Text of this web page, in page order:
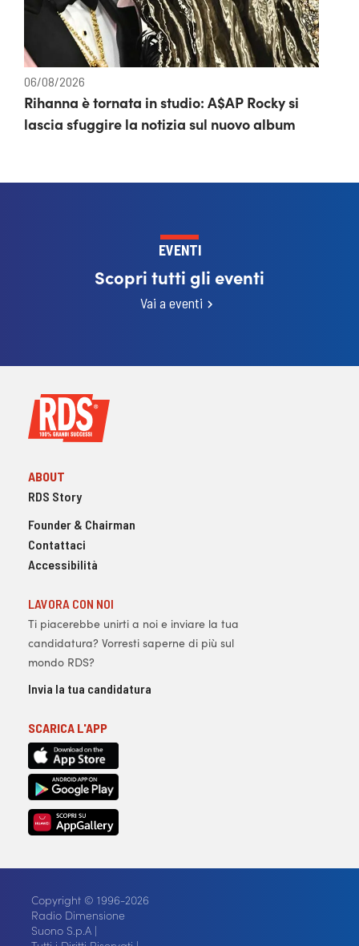
06/08/2026
Rihanna è tornata in studio: A$AP Rocky si
lascia sfuggire la notizia sul nuovo album
EVENTI
Scopri tutti gli eventi
Vai a eventi
ABOUT
RDS Story
Founder & Chairman
Contattaci
Accessibilità
LAVORA CON NOI
Ti piacerebbe unirti a noi e inviare la tua
candidatura? Vorresti saperne di più sul
mondo RDS?
Invia la tua candidatura
SCARICA L'APP
Copyright © 1996-2026
Radio Dimensione
Suono S.p.A |